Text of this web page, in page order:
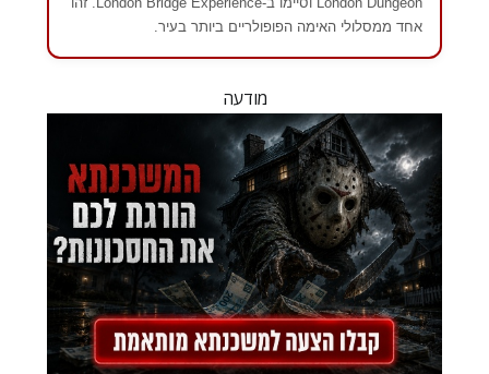
אחד ממסלולי האימה הפופולריים ביותר בעיר.
מודעה